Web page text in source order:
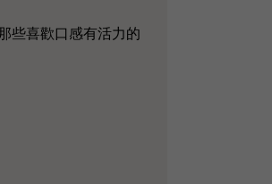
些喜歡口感有活力的